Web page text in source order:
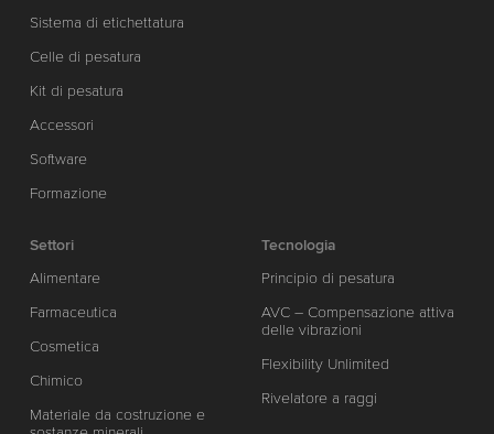
Sistema di etichettatura
Celle di pesatura
Kit di pesatura
Accessori
Software
Formazione
Settori
Alimentare
Farmaceutica
Cosmetica
Chimico
Materiale da costruzione e
Tecnologia
Principio di pesatura
AVC – Compensazione attiva
delle vibrazioni
Flexibility Unlimited
Rivelatore a raggi